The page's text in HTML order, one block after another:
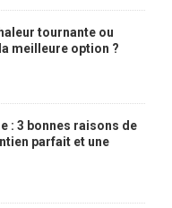
tournante ou
meilleure option ?
: 3 bonnes raisons de
parfait et une